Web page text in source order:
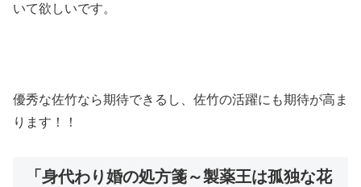
いて欲しいです。
優秀な佐竹なら期待できるし、佐竹の活躍にも期待が高ま
ります！！
「身代わり婚の処方箋～製薬王は孤独な花